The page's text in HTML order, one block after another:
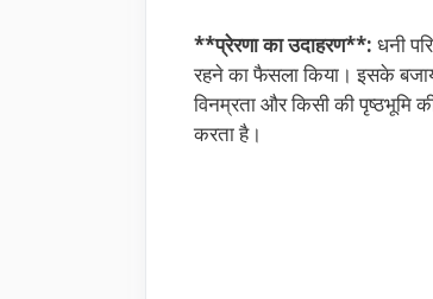
**प्रेरणा का उदाहरण**: धनी
रहने का फैसला किया। इसके
विनम्रता और किसी की पृष्ठभूमि
करता है।